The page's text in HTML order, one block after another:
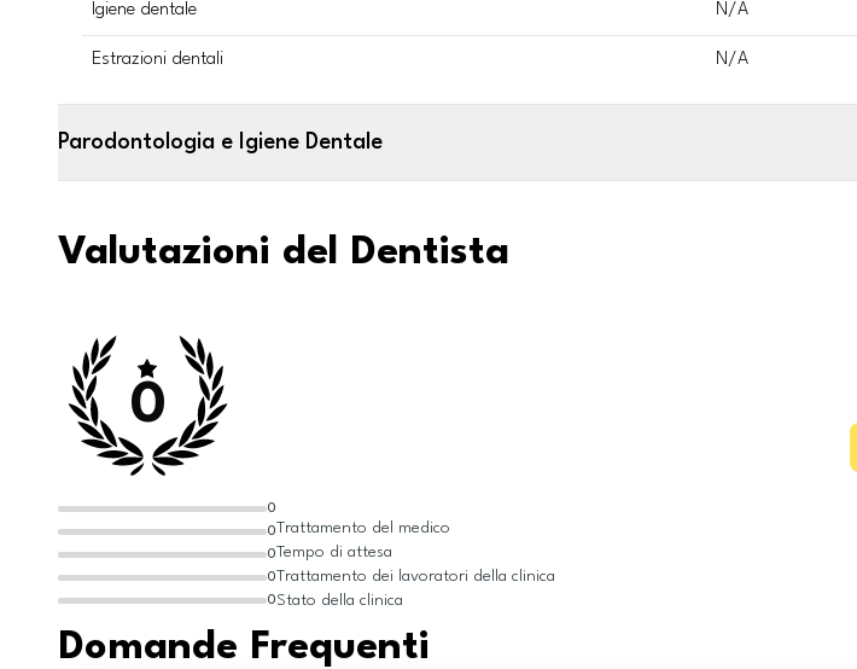
Igiene dentale N/A
Estrazioni dentali N/A
Parodontologia e Igiene Dentale
Valutazioni del Dentista
0
0
0
0
0
0
Trattamento del medico
Tempo di attesa
Trattamento dei lavoratori della clinica
Stato della clinica
Domande Frequenti